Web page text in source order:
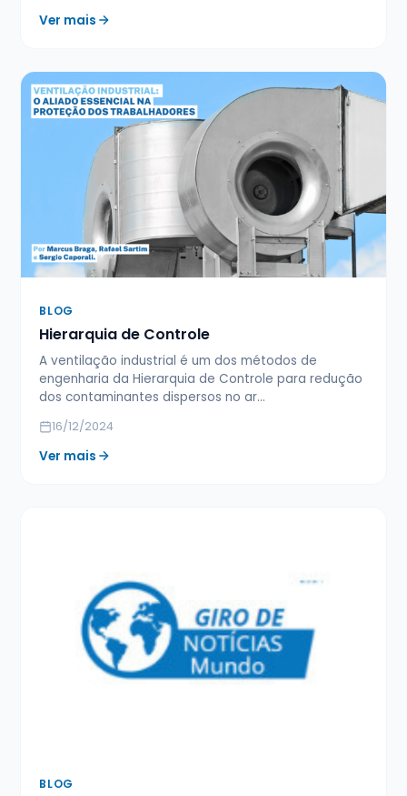
Ver mais
BLOG
Hierarquia de Controle
A ventilação industrial é um dos métodos de
engenharia da Hierarquia de Controle para redução
dos contaminantes dispersos no ar…
16/12/2024
Ver mais
BLOG